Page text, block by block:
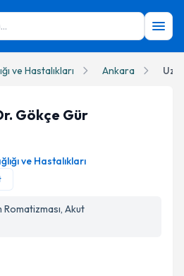
ve Hastalıkları Ankara
Fotoğrafı
Gökçe Gür
ve Hastalıkları
Akut